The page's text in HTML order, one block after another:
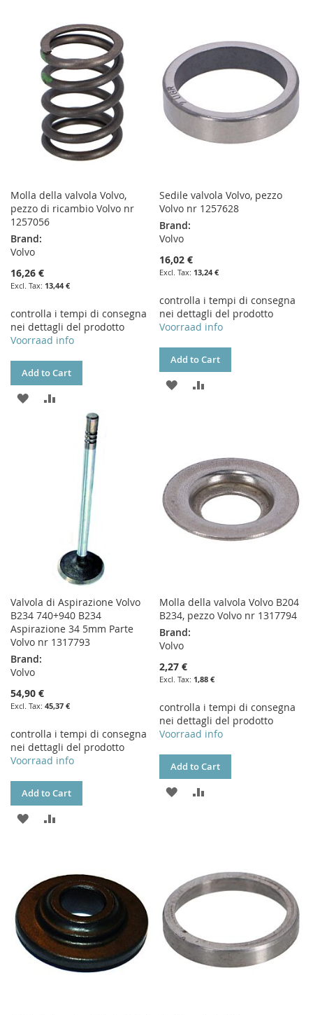
WISH
LIST
COMPARE
LIST
COMPARE
Molla della valvola Volvo,
pezzo di ricambio Volvo nr
1257056
Brand:
Volvo
16,26 €
13,44 €
controlla i tempi di consegna
nei dettagli del prodotto
Voorraad info
Add to Cart
ADD
COMPARE
Sedile valvola Volvo, pezzo
Volvo nr 1257628
Brand:
Volvo
16,02 €
13,24 €
controlla i tempi di consegna
nei dettagli del prodotto
Voorraad info
Add to Cart
ADD
Valvola di Aspirazione Volvo
B234 740+940 B234
Aspirazione 34 5mm Parte
Volvo nr 1317793
Brand:
Volvo
54,90 €
45,37 €
controlla i tempi di consegna
nei dettagli del prodotto
Voorraad info
Add to Cart
ADD
LIST
Molla della valvola Volvo B204
B234, pezzo Volvo nr 1317794
Brand:
Volvo
2,27 €
1,88 €
controlla i tempi di consegna
nei dettagli del prodotto
Voorraad info
Add to Cart
ADD